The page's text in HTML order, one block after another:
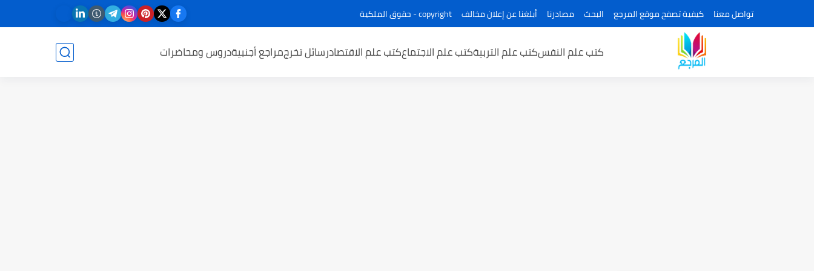
تواصل معنا كيفية تصفح موقع المرجع البحث مصادرنا أبلغنا عن إعلان مخالف copyright - حقوق الملكية
كتب علم النفسكتب علم التربيةكتب علم الاجتماعكتب علم الاقتصادرسائل تخرجمراجع أجنبيةدروس ومحاضرات